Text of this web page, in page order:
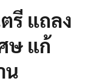
รี แถลง
ษ แก้
น